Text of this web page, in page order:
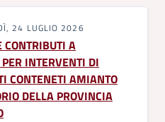
24 LUGLIO 2026
A
INTERVENTI DI
CONTENETI AMIANTO
DELLA PROVINCIA